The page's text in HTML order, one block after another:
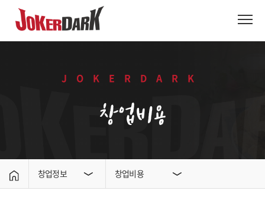
JOKERDARK
창업비용
창업정보 창업비용